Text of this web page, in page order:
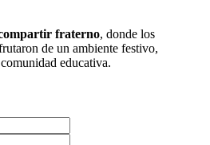
fraterno, donde los
de un ambiente festivo,
educativa.